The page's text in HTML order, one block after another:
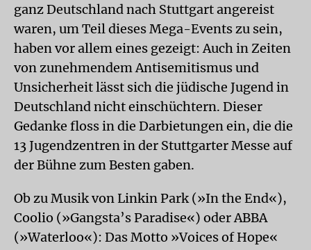
ganz Deutschland nach Stuttgart angereist
waren, um Teil dieses Mega-Events zu sein,
haben vor allem eines gezeigt: Auch in Zeiten
von zunehmendem Antisemitismus und
Unsicherheit lässt sich die jüdische Jugend in
Deutschland nicht einschüchtern. Dieser
Gedanke floss in die Darbietungen ein, die die
13 Jugendzentren in der Stuttgarter Messe auf
der Bühne zum Besten gaben.
Ob zu Musik von Linkin Park (»In the End«),
Coolio (»Gangsta’s Paradise«) oder ABBA
(»Waterloo«): Das Motto »Voices of Hope«